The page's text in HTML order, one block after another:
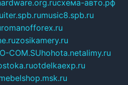
схема-авто.рф
music8.spb.ru
romanofforex.ru
zosikamery.ru
COM.SUhohota.netalimy.ru
otdelkaexp.ru